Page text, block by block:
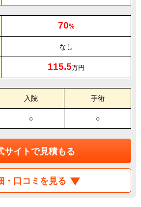
70%
なし
115.5万円
入院 手術
○ ○
サイトで見積もる
・口コミを見る